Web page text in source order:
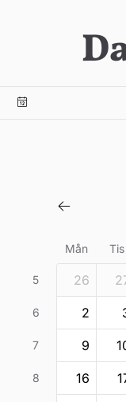
Mån Tis
5 26
6 2
7 9
8 16